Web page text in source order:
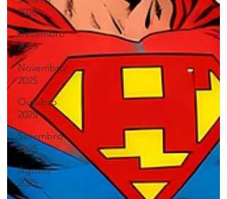
2026
Dezembro
2025
Novembro
2025
Outubro
2025
Setembro
2025
Agosto
2025